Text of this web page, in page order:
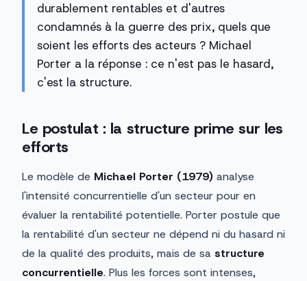
durablement rentables et d'autres
condamnés à la guerre des prix, quels que
soient les efforts des acteurs ? Michael
Porter a la réponse : ce n'est pas le hasard,
c'est la structure.
Le postulat : la structure prime sur les
efforts
Le modèle de Michael Porter (1979) analyse
l'intensité concurrentielle d'un secteur pour en
évaluer la rentabilité potentielle. Porter postule que
la rentabilité d'un secteur ne dépend ni du hasard ni
de la qualité des produits, mais de sa structure
concurrentielle. Plus les forces sont intenses,